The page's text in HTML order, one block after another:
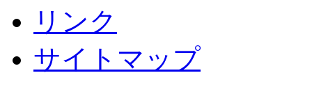
リンク
サイトマップ